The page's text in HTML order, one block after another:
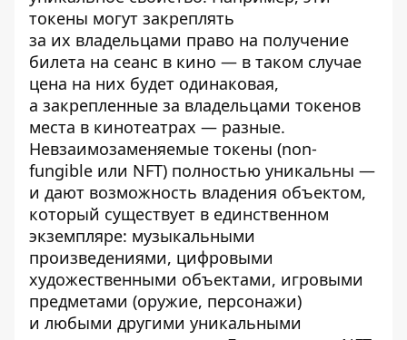
токены могут закреплять
за их владельцами право на получение
билета на сеанс в кино — в таком случае
цена на них будет одинаковая,
а закрепленные за владельцами токенов
места в кинотеатрах — разные.
Невзаимозаменяемые токены (non-
fungible или NFT) полностью уникальны —
и дают возможность владения объектом,
который существует в единственном
экземпляре: музыкальными
произведениями, цифровыми
художественными объектами, игровыми
предметами (оружие, персонажи)
и любыми другими уникальными